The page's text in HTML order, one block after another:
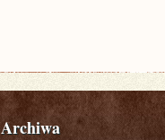
Archiwa